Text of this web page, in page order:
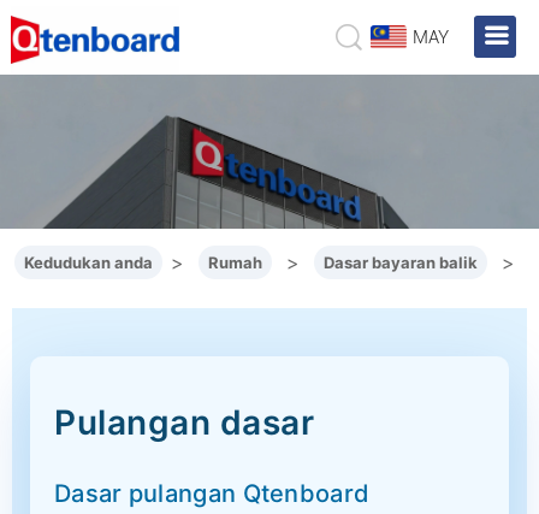
MAY
Kedudukan anda > Rumah > Dasar bayaran balik >
Pulangan dasar
Dasar pulangan Qtenboard